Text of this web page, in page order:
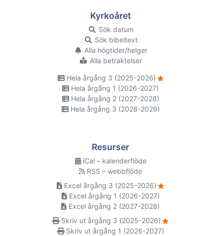
Kyrkoåret
Sök datum
Sök bibeltext
Alla högtider/helger
Alla betraktelser
Hela årgång 3 (2025-2026)
Hela årgång 1 (2026-2027)
Hela årgång 2 (2027-2028)
Hela årgång 3 (2028-2029)
Resurser
iCal – kalenderflöde
RSS – webbflöde
Excel årgång 3 (2025-2026)
Excel årgång 1 (2026-2027)
Excel årgång 2 (2027-2028)
Skriv ut årgång 3 (2025-2026)
Skriv ut årgång 1 (2026-2027)